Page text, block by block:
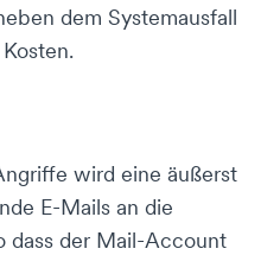
dem Systemausfall
wird eine äußerst
E-Mails an die
dass der Mail-Account